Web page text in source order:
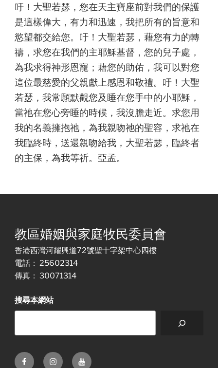
吁！大聖若瑟，您在天主寶座前對我們的保護
是這樣偉大，有力和迅速，我把所有的旨意和
慾望都交給您。吁！大聖若瑟，藉您有力的轉
禱，求您在我們的主耶穌基督，您的兒子處，
為我求得神形恩寵；藉您的助佑，我可以對您
這位最慈愛的父親獻上感恩和敬禮。吁！大聖
若瑟，我常願默觀您及睡在您手中的小耶穌，
當祂在您心旁睡的時候，我沒膽走近。求您用
我的名義擁抱祂，為我親吻祂的聖容，求祂在
我臨終時，送還親吻給我，大聖若瑟，臨終者
的主保，為我等祈。亞孟。
教區婚姻與家庭牧民委員會
香港西灣河耀興道72號聖十字架中心四樓
電話： 25602314
傳真： 30071314
搜尋本網站
FacebookInstagramYoutube